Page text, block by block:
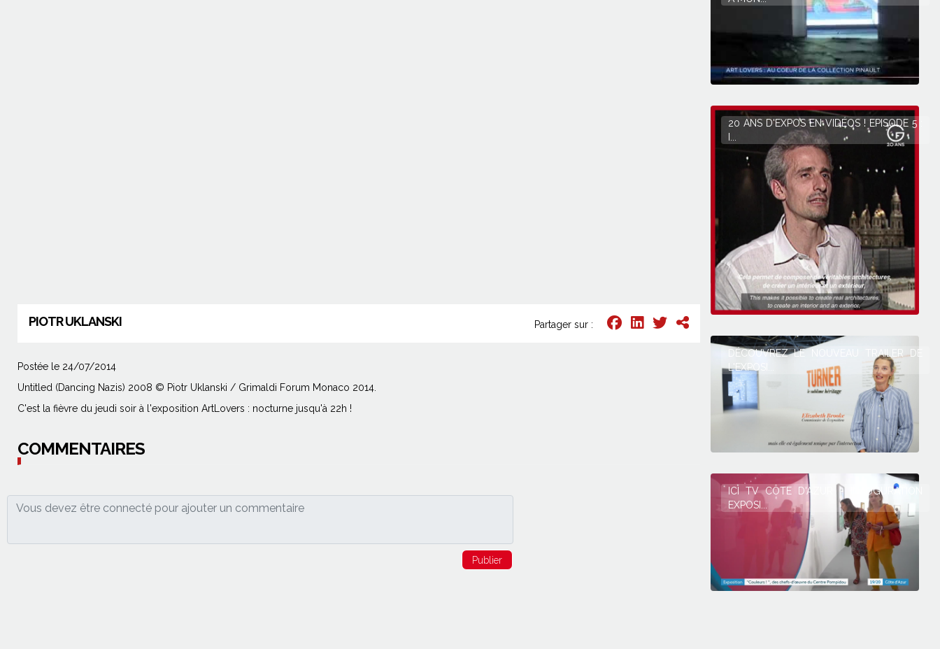
PIOTR UKLANSKI Partager sur :
Postée le 24/07/2014
Untitled (Dancing Nazis) 2008 © Piotr Uklanski / Grimaldi Forum Monaco 2014.
C'est la fièvre du jeudi soir à l'exposition ArtLovers : nocturne jusqu'à 22h !
COMMENTAIRES
Publier
20 ANS D'EXPOS EN VIDÉOS ! EPISODE 5 :
I...
DÉCOUVREZ LE NOUVEAU TRAILER DE
L'EXPOSI...
ICI TV CÔTE D'AZUR - INAUGURATION
EXPOSI...